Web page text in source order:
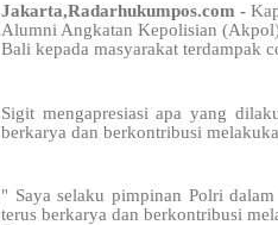
Jakarta,Radarhukumpos.com -
Alumni Angkatan Kepolisian
Bali kepada masyarakat terdampak
Sigit mengapresiasi apa yang
berkarya dan berkontribusi
" Saya selaku pimpinan Polri
terus berkarya dan berkontribusi